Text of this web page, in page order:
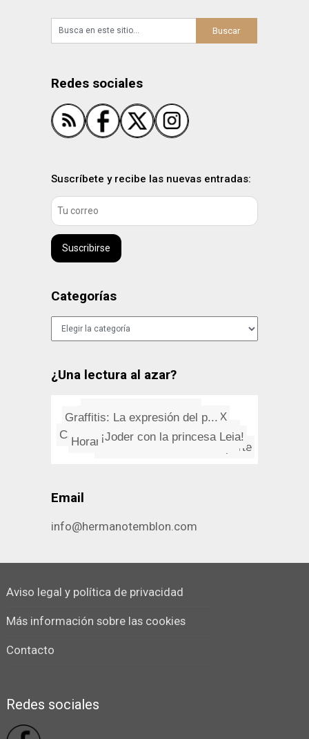
Redes sociales
Suscríbete y recibe las nuevas entradas:
Suscribirse
Categorías
Categorías
¿Una lectura al azar?
El concepto de economí­a sos...
De LA PIEL, Curzio Malaparte
Carta de un preso antes de sub...
Medir fácilmente la estabilid...
No ando lejos de mi
Horario limitado para pago de ...
Camisetas curiosas_2
Guia de atajos en Mac OS X
Graffitis: La expresión del p...
¡Joder con la princesa Leia!
Email
info@hermanotemblon.com
Aviso legal y política de privacidad
Más información sobre las cookies
Contacto
Redes sociales